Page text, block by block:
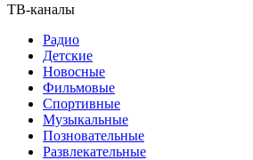
ТВ-каналы
Радио
Детские
Новосные
Фильмовые
Спортивные
Музыкальные
Позновательные
Развлекательные